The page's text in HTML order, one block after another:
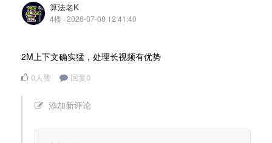
算法老K
4楼 · 2026-07-08 12:41:40
2M上下文确实猛，处理长视频有优势
0人赞 回复0
添加新评论